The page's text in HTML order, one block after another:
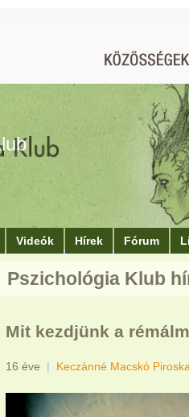
Videók Hírek Fórum
Pszichológia Klub
Mit kezdjünk a
16 éve | Keczánné Macskó